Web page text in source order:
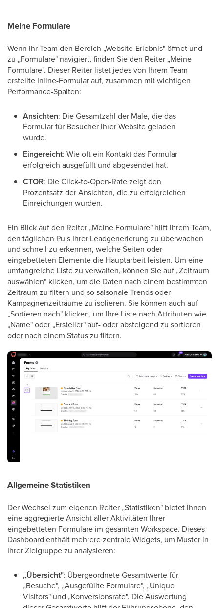
Meine Formulare
Wenn Ihr Team den Bereich „Website-Erlebnis" öffnet und
zu „Formulare" navigiert, finden Sie den Reiter „Meine
Formulare". Dieser Reiter listet jedes von Ihrem Team
erstellte Inline-Formular auf, zusammen mit wichtigen
Performance-Spalten:
Ansichten: Die Gesamtzahl der Male, die das
Formular für Besucher Ihrer Website geladen
wurde.
Eingereicht: Wie oft ein Kontakt das Formular
erfolgreich ausgefüllt und abgesendet hat.
CTOR: Die Click-to-Open-Rate zeigt den
Prozentsatz der Ansichten, die zu erfolgreichen
Einreichungen wurden.
Ein Blick auf den Reiter „Meine Formulare" hilft Ihrem Team,
den täglichen Puls Ihrer Leadgenerierung zu überwachen
und schnell zu erkennen, welche Seiten oder
eingebetteten Elemente die Hauptarbeit leisten. Um eine
umfangreiche Liste zu verwalten, können Sie auf „Zeitraum
auswählen" klicken, um die Daten nach einem bestimmten
Zeitraum zu filtern und so saisonale Trends oder
Kampagnenzeiträume zu isolieren. Sie können auch auf
„Sortieren nach" klicken, um Ihre Liste nach Attributen wie
„Name" oder „Ersteller" auf- oder absteigend zu sortieren
oder nach einem Status zu filtern.
Allgemeine Statistiken
Der Wechsel zum eigenen Reiter „Statistiken" bietet Ihnen
eine aggregierte Ansicht aller Aktivitäten Ihrer
eingebetteten Formulare im gesamten Workspace. Dieses
Dashboard enthält mehrere zentrale Widgets, um Muster in
Ihrer Zielgruppe zu analysieren:
„Übersicht": Übergeordnete Gesamtwerte für
„Besuche", „Ausgefüllte Formulare", „Unique
Visitors" und „Konversionsrate". Die Auswertung